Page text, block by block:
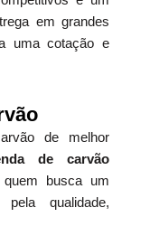
em grandes
uma cotação e
de melhor
de carvão
busca um
qualidade,